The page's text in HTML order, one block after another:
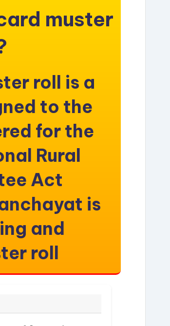
muster
roll is a
to the
for the
Rural
Act
is
and
roll